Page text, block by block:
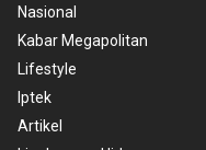
Nasional
Kabar Megapolitan
Lifestyle
Iptek
Artikel